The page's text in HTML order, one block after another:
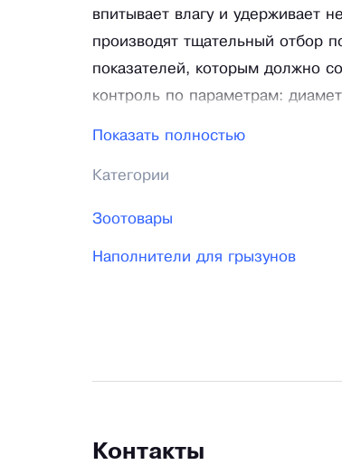
впитывает влагу и удерживает
производят тщательный отбор
показателей, которым должно
контроль по параметрам:
кошачья сосна.
Показать полностью
Категории
Зоотовары
Наполнители для грызунов
Контакты